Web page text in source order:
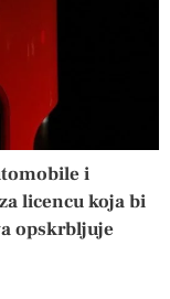
i
licencu koja bi
opskrbljuje